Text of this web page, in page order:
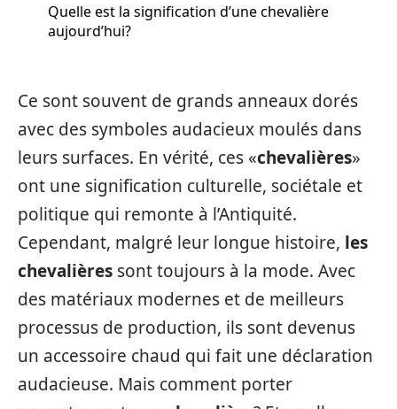
Quelle est la signification d’une chevalière
aujourd’hui?
Ce sont souvent de grands anneaux dorés
avec des symboles audacieux moulés dans
leurs surfaces. En vérité, ces «chevalières»
ont une signification culturelle, sociétale et
politique qui remonte à l’Antiquité.
Cependant, malgré leur longue histoire, les
chevalières sont toujours à la mode. Avec
des matériaux modernes et de meilleurs
processus de production, ils sont devenus
un accessoire chaud qui fait une déclaration
audacieuse. Mais comment porter